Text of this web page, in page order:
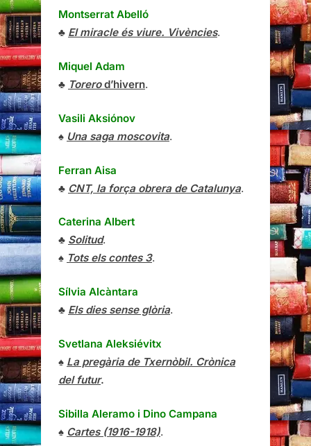
Montserrat Abelló
♣ El miracle és viure. Vivències.
Miquel Adam
♣ Torerod’hivern.
Vasili Aksiónov
♠ Una saga moscovita.
Ferran Aisa
♣ CNT, la força obrera de Catalunya.
Caterina Albert
♣ Solitud.
♠ Tots els contes 3.
Sílvia Alcàntara
♣ Els dies sense glòria.
Svetlana Aleksiévitx
♠ La pregària de Txernòbil. Crònica
del futur.
Sibilla Aleramo i Dino Campana
♠ Cartes (1916-1918).